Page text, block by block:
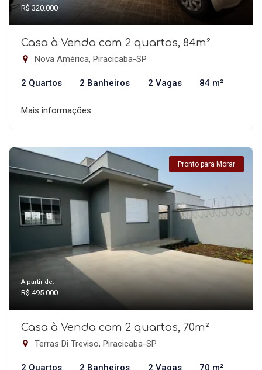
R$ 320.000
Casa à Venda com 2 quartos, 84m²
Nova América, Piracicaba-SP
2 Quartos 2 Banheiros 2 Vagas 84 m²
Mais informações
Pronto para Morar
A partir de:
R$ 495.000
Casa à Venda com 2 quartos, 70m²
Terras Di Treviso, Piracicaba-SP
2 Quartos 2 Banheiros 2 Vagas 70 m²